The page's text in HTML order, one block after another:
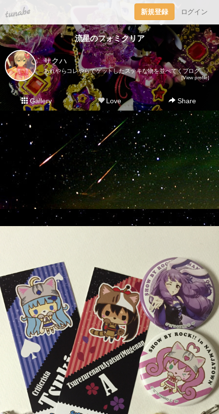
tuna.be 新規登録 ログイン
流星のフォミクリア
サクハ
あれやらコレやらでゲットしたステキな物を並べてくブログ。レアなものからそーでもないものまでジャンル問わずいろいろ載っけて行きます。主観ですが魔女っ子系（女児アニメ）やチープトイ、メッキのキラキラしたものは「キラキラかわいいもの」でまとめてみました。お探しの方はそちらのタグを見ていただくと便利です！ルミティアが出る度にダークカラーをゲットするので並べてみました。パクト、ステッキ2、ジュエルは完全に運です。それ以降はオープンパッケージなので買いやすくて助かります。写真が差し替えても変わらないバグ？が発生してるみたいです…追記ありで写真と内容が合わない記事がありますが気にせずお待ちください…正直コメントは気分でつけたりつけなかったりしてます。過去記事に追加があったり逆に消えてたりするのはその為。シリーズ物で見たいときは記事下やサイドバーにあるタグを使うと早いです。※お譲りや売買はいかなる物もいたしておりません。また、写真の無断転載も禁止しております。本館（ドール、雑貨ブログ）→http://blog.livedoor.jp/watanabeco/別館（ゲーム、イラストブログ）→http://sunphysics.blog.shinobi.jp/ツイッター本垢 ＠Sakuha3983 https://twitter.com/Sakuha3983趣味垢 @arukakirakira https://twitter.com/arukakirakira
[View profile]
Gallery Love Share